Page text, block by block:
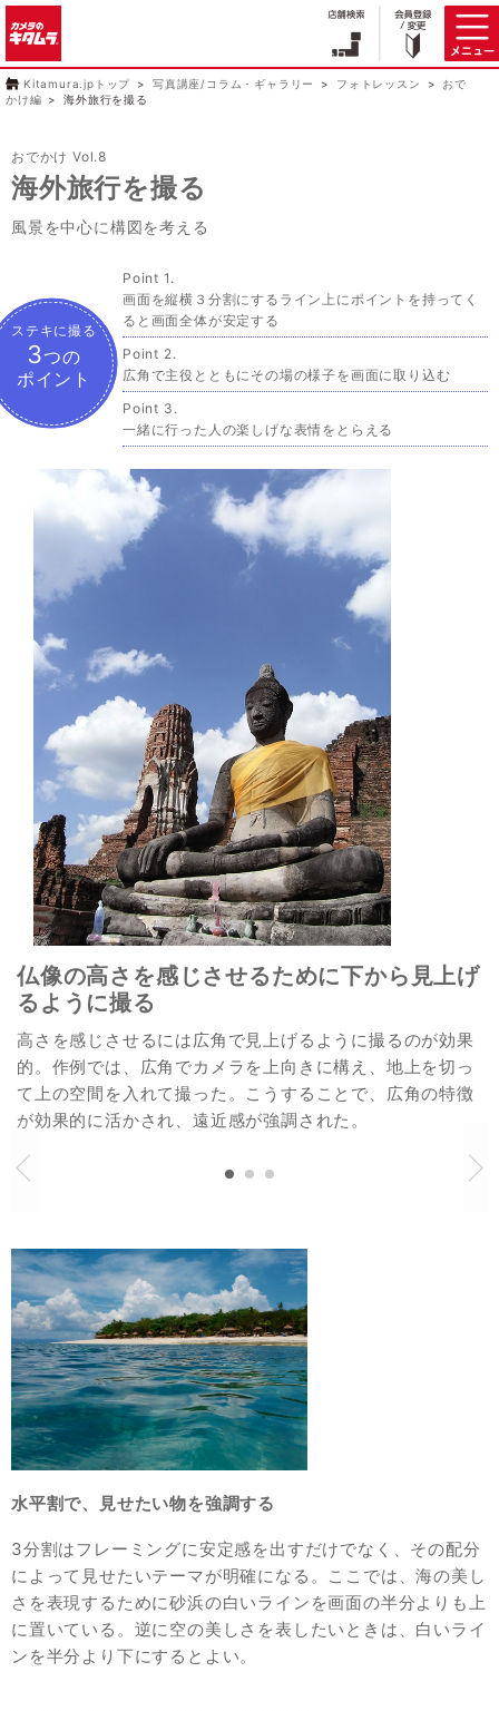
Kitamura.jpトップ 写真講座/コラム・ギャラリー フォトレッスン
おで
かけ編
海外旅行を撮る
おでかけ Vol.8
海外旅行を撮る
風景を中心に構図を考える
ステキに撮る
3つの
ポイント
画面を縦横３分割にするライン上にポイントを持ってく
ると画面全体が安定する
広角で主役とともにその場の様子を画面に取り込む
一緒に行った人の楽しげな表情をとらえる
仏像の高さを感じさせるために下から見上げ
るように撮る
高さを感じさせるには広角で見上げるように撮るのが効果
的。作例では、広角でカメラを上向きに構え、地上を切っ
て上の空間を入れて撮った。こうすることで、広角の特徴
が効果的に活かされ、遠近感が強調された。
水平割で、見せたい物を強調する
3分割はフレーミングに安定感を出すだけでなく、その配分
によって見せたいテーマが明確になる。ここでは、海の美し
さを表現するために砂浜の白いラインを画面の半分よりも上
に置いている。逆に空の美しさを表したいときは、白いライ
ンを半分より下にするとよい。